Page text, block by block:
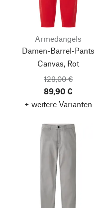
Armedangels
Damen-Barrel-Pants
Canvas, Rot
129,00 €
89,90 €
+ weitere Varianten